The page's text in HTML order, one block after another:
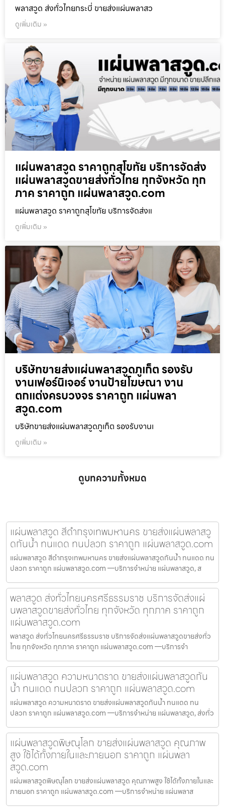
พลาสวูด ส่งทั่วไทยกระบี่ ขายส่งแผ่นพลาสว
ดูเพิ่มเติม »
แผ่นพลาสวูด ราคาถูกสุโขทัย บริการจัดส่ง
แผ่นพลาสวูดขายส่งทั่วไทย ทุกจังหวัด ทุก
ภาค ราคาถูก แผ่นพลาสวูด.com
แผ่นพลาสวูด ราคาถูกสุโขทัย บริการจัดส่งแ
ดูเพิ่มเติม »
บริษัทขายส่งแผ่นพลาสวูดภูเก็ต รองรับ
งานเฟอร์นิเจอร์ งานป้ายโฆษณา งาน
ตกแต่งครบวงจร ราคาถูก แผ่นพลา
สวูด.com
บริษัทขายส่งแผ่นพลาสวูดภูเก็ต รองรับงานเ
ดูเพิ่มเติม »
ดูบทความทั้งหมด
แผ่นพลาสวูด สีดำกรุงเทพมหานคร ขายส่งแผ่นพลาสวู
ดกันน้ำ ทนแดด ทนปลวก ราคาถูก แผ่นพลาสวูด.com
แผ่นพลาสวูด สีดำกรุงเทพมหานคร ขายส่งแผ่นพลาสวูดกันน้ำ ทนแดด ทน
ปลวก ราคาถูก แผ่นพลาสวูด.com —บริการจำหน่าย แผ่นพลาสวูด, ส
พลาสวูด ส่งทั่วไทยนครศรีธรรมราช บริการจัดส่งแผ่
นพลาสวูดขายส่งทั่วไทย ทุกจังหวัด ทุกภาค ราคาถูก
แผ่นพลาสวูด.com
พลาสวูด ส่งทั่วไทยนครศรีธรรมราช บริการจัดส่งแผ่นพลาสวูดขายส่งทั่ว
ไทย ทุกจังหวัด ทุกภาค ราคาถูก แผ่นพลาสวูด.com —บริการจำ
แผ่นพลาสวูด ความหนาตราด ขายส่งแผ่นพลาสวูดกัน
น้ำ ทนแดด ทนปลวก ราคาถูก แผ่นพลาสวูด.com
แผ่นพลาสวูด ความหนาตราด ขายส่งแผ่นพลาสวูดกันน้ำ ทนแดด ทน
ปลวก ราคาถูก แผ่นพลาสวูด.com —บริการจำหน่าย แผ่นพลาสวูด, ส่งทั่ว
แผ่นพลาสวูดพิษณุโลก ขายส่งแผ่นพลาสวูด คุณภาพ
สูง ใช้ได้ทั้งภายในและภายนอก ราคาถูก แผ่นพลา
สวูด.com
แผ่นพลาสวูดพิษณุโลก ขายส่งแผ่นพลาสวูด คุณภาพสูง ใช้ได้ทั้งภายในและ
ภายนอก ราคาถูก แผ่นพลาสวูด.com —บริการจำหน่าย แผ่นพลาส